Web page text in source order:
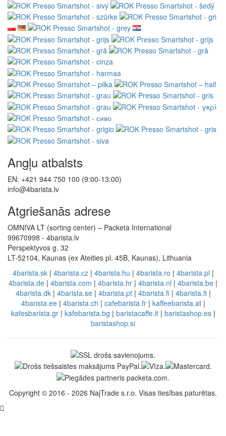
Angļu atbalsts
EN: +421 944 750 100 (9:00-13:00)
info@4barista.lv
Atgriešanās adrese
OMNIVA LT (sorting center) – Packeta International
99670998 - 4barista.lv
Perspektyvos g. 32
LT-52104, Kaunas (ex Ateities pl. 45B, Kaunas), Lithuania
4barista.sk| 4barista.cz| 4barista.hu | 4barista.ro | 4barista.pl |
4barista.de | 4barista.com | 4barista.hr | 4barista.nl | 4barista.be |
4barista.dk| 4barista.se| 4barista.pt| 4barista.fi| 4barista.lt|
4barista.ee| 4barista.ch | cafebarista.fr| kaffeebarista.at|
kafesbarista.gr| kafebarista.bg | baristacaffe.it| baristashop.es|
baristashop.si
Copyright © 2016 - 2026 NajTrade s.r.o. Visas tiesības paturētas.